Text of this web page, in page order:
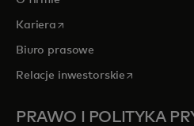
Kariera opens in a new tab
Biuro prasowe
Relacje inwestorskie opens in a
PRAWO I POLITYKA